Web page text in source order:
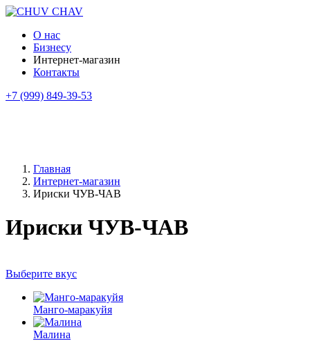
О нас
Бизнесу
Интернет-магазин
Контакты
+7 (999) 849-39-53
Главная
Интернет-магазин
Ириски ЧУВ-ЧАВ
Ириски ЧУВ-ЧАВ
Выберите вкус
Манго-маракуйя
Малина